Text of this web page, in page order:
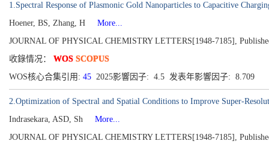
1.Spectral Response of Plasmonic Gold Nanoparticles to Capacitive
Hoener, BS, Zhang, H
More...
JOURNAL OF PHYSICAL CHEMISTRY LETTERS[1948-7185],
收錄情况： WOS SCOPUS
WOS核心合集引用: 45 2025影響因子: 4.5 发表年影響因子: 8.709
2.Optimization of Spectral and Spatial Conditions to Improve Super-
Indrasekara, ASD, Sh
More...
JOURNAL OF PHYSICAL CHEMISTRY LETTERS[1948-7185],